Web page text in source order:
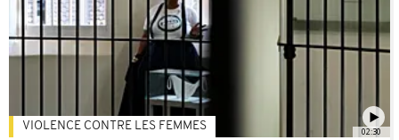
02:30
VIOLENCE CONTRE LES FEMMES